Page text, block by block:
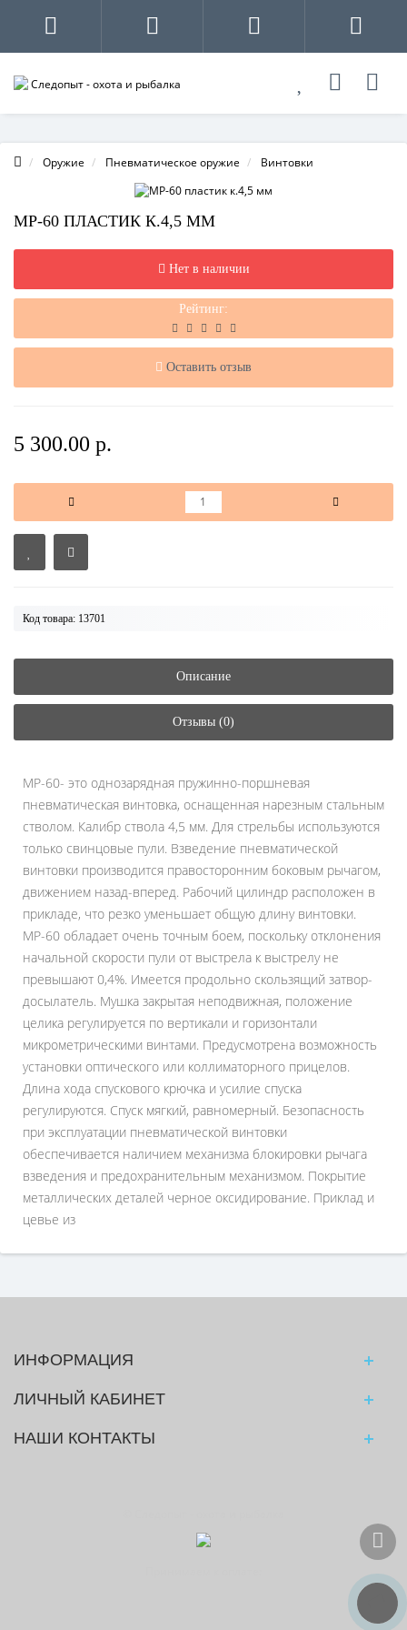
Оружие Пневматическое оружие Винтовки
МР-60 ПЛАСТИК К.4,5 ММ
Нет в наличии
Рейтинг:
Оставить отзыв
5 300.00 р.
Код товара: 13701
Описание
Отзывы (0)
МР-60- это однозарядная пружинно-поршневая
пневматическая винтовка, оснащенная нарезным стальным
стволом. Калибр ствола 4,5 мм. Для стрельбы используются
только свинцовые пули. Взведение пневматической
винтовки производится правосторонним боковым рычагом,
движением назад-вперед. Рабочий цилиндр расположен в
прикладе, что резко уменьшает общую длину винтовки.
МР-60 обладает очень точным боем, поскольку отклонения
начальной скорости пули от выстрела к выстрелу не
превышают 0,4%. Имеется продольно скользящий затвор-
досылатель. Мушка закрытая неподвижная, положение
целика регулируется по вертикали и горизонтали
микрометрическими винтами. Предусмотрена возможность
установки оптического или коллиматорного прицелов.
Длина хода спускового крючка и усилие спуска
регулируются. Спуск мягкий, равномерный. Безопасность
при эксплуатации пневматической винтовки
обеспечивается наличием механизма блокировки рычага
взведения и предохранительным механизмом. Покрытие
металлических деталей черное оксидирование. Приклад и
цевье из
ИНФОРМАЦИЯ
ЛИЧНЫЙ КАБИНЕТ
НАШИ КОНТАКТЫ